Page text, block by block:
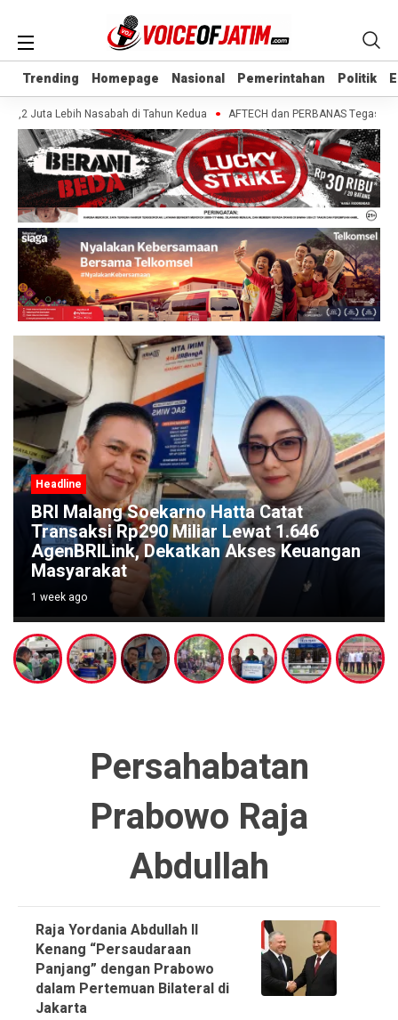
Trending Homepage Nasional Pemerintahan Politik
Trending Homepage Nasional Pemerintahan Politik
Juta Lebih Nasabah di Tahun Kedua AFTECH dan PERBANAS
Headline
BRI Malang Soekarno Hatta Catat
Transaksi Rp290 Miliar Lewat 1.646
AgenBRILink, Dekatkan Akses Keuangan
Masyarakat
1 week ago
Persahabatan
Prabowo Raja
Abdullah
Raja Yordania Abdullah II
Kenang “Persaudaraan
Panjang” dengan Prabowo
dalam Pertemuan Bilateral di
Jakarta